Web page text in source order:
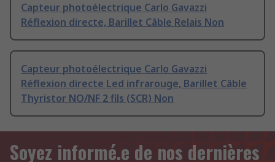
Capteur photoélectrique Carlo Gavazzi
Réflexion directe, Barillet Câble Relais Non
Capteur photoélectrique Carlo Gavazzi
Réflexion directe Led infrarouge, Barillet Câble
Thyristor NO/NF 2 fils (SCR) Non
Soyez informé.e de nos dernières